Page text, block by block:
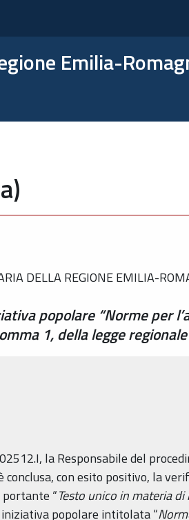
Emilia-
DELLA REGIONE EMILIA-
popolare “Norme per
1, della legge
la Responsabile del
con esito positivo, la
“Testo unico in materia
popolare intitolata “